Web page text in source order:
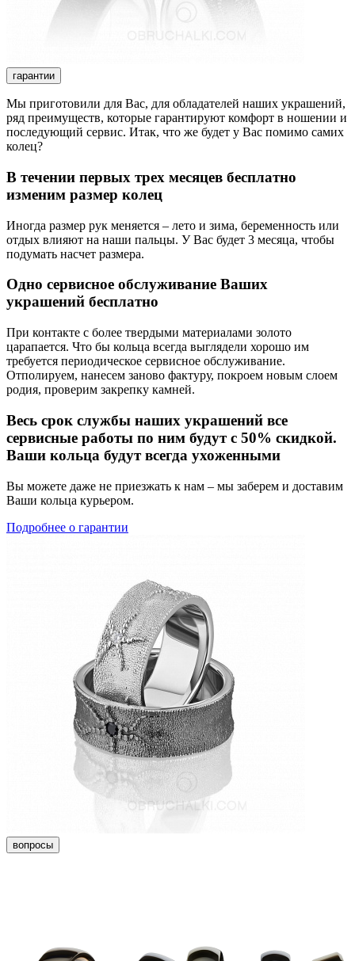
гарантии
Мы приготовили для Вас, для обладателей наших украшений,
ряд преимуществ, которые гарантируют комфорт в ношении и
последующий сервис. Итак, что же будет у Вас помимо самих
колец?
В течении первых трех месяцев бесплатно
изменим размер колец
Иногда размер рук меняется – лето и зима, беременность или
отдых влияют на наши пальцы. У Вас будет 3 месяца, чтобы
подумать насчет размера.
Одно сервисное обслуживание Ваших
украшений бесплатно
При контакте с более твердыми материалами золото
царапается. Что бы кольца всегда выглядели хорошо им
требуется периодическое сервисное обслуживание.
Отполируем, нанесем заново фактуру, покроем новым слоем
родия, проверим закрепку камней.
Весь срок службы наших украшений все
сервисные работы по ним будут с 50% скидкой.
Ваши кольца будут всегда ухоженными
Вы можете даже не приезжать к нам – мы заберем и доставим
Ваши кольца курьером.
Подробнее о гарантии
вопросы